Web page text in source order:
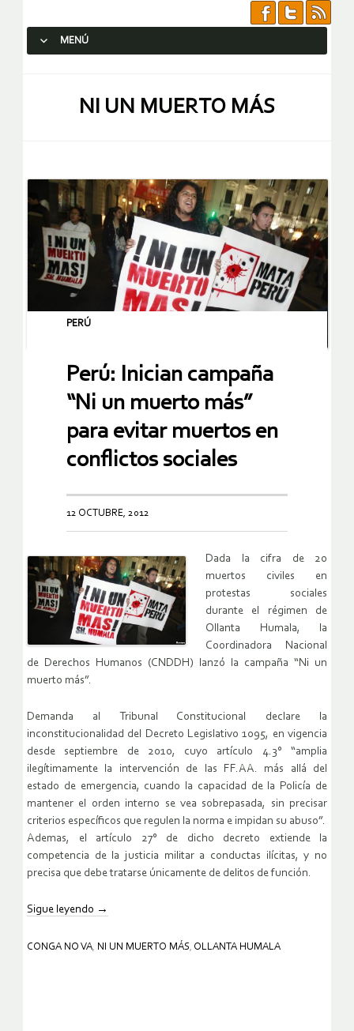
MENÚ
NI UN MUERTO MÁS
PERÚ
Perú: Inician campaña
“Ni un muerto más”
para evitar muertos en
conflictos sociales
12 OCTUBRE, 2012
Dada la cifra de 20
muertos civiles en
protestas sociales
durante el régimen de
Ollanta Humala, la
Coordinadora Nacional
de Derechos Humanos (CNDDH) lanzó la campaña “Ni un
muerto más”.
Demanda al Tribunal Constitucional declare la
inconstitucionalidad del Decreto Legislativo 1095, en vigencia
desde septiembre de 2010, cuyo artículo 4.3° “amplia
ilegítimamente la intervención de las FF.AA. más allá del
estado de emergencia, cuando la capacidad de la Policía de
mantener el orden interno se vea sobrepasada, sin precisar
criterios específicos que regulen la norma e impidan su abuso”.
Ademas, el artículo 27° de dicho decreto extiende la
competencia de la justicia militar a conductas ilícitas, y no
precisa que debe tratarse únicamente de delitos de función.
Sigue leyendo →
CONGA NO VA, NI UN MUERTO MÁS, OLLANTA HUMALA